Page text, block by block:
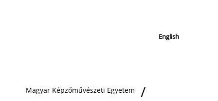
English
Magyar Képzőművészeti Egyetem